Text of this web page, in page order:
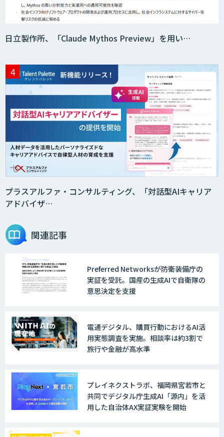
secondz Agentsense
Smart Search
法人向けAIエージェント「OfficeAI社
2層ナレッジ×AIで顧客コミュニケーシ
ョンを効率化「ZEROCK」
戦略策定から実装まで一気通貫のAIエー
ジェント開発
WARP NEXT
LINE WORKS AiNote
Explaza 生成AI Partner｜AIエージェン
日立製作所、「Claude Mythos Preview」を用い…
プラスアルファ・コンサルティング、「対話型AIキャリア
アドバイザ…
関連記事
Preferred Networksが防衛装備庁の
実証を受託。国産の生成AIで自衛隊の
意思決定を支援
電通デジタル、購買行動におけるAI活
用実態調査を実施。相談率は約3割で
旅行や金融が高水準
プレイネクストラボ、福岡県宮若市と
共同でデジタル庁生成AI「源内」を活
用した自治体AX実証実験を開始